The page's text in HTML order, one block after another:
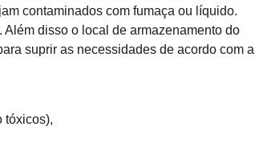
contaminados com fumaça ou líquido.
disso o local de armazenamento do
suprir as necessidades de acordo com a
tóxicos),